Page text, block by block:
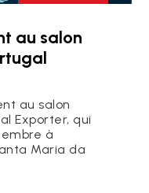
au salon
au salon
Exporter, qui
à
Maria da